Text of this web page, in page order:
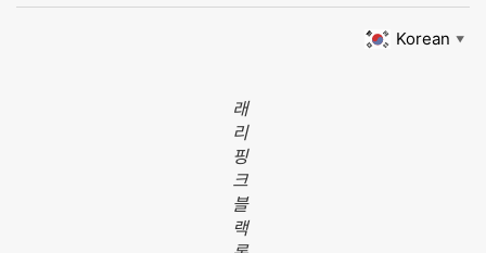
Korean ▼
래
리
핑
크
블
랙